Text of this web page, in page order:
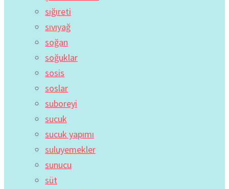
sığıreti
sıvıyağ
soğan
soğuklar
sosis
soslar
suboreyi
sucuk
sucuk yapımı
suluyemekler
sunucu
süt